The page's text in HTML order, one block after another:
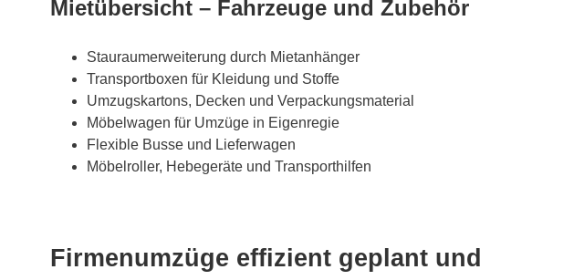
Mietübersicht – Fahrzeuge und Zubehör
Stauraumerweiterung durch Mietanhänger
Transportboxen für Kleidung und Stoffe
Umzugskartons, Decken und Verpackungsmaterial
Möbelwagen für Umzüge in Eigenregie
Flexible Busse und Lieferwagen
Möbelroller, Hebegeräte und Transporthilfen
Firmenumzüge effizient geplant und